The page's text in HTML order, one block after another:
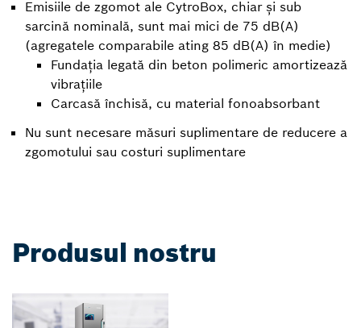
Emisiile de zgomot ale CytroBox, chiar și sub
sarcină nominală, sunt mai mici de 75 dB(A)
(agregatele comparabile ating 85 dB(A) în medie)
Fundația legată din beton polimeric amortizează
vibrațiile
Carcasă închisă, cu material fonoabsorbant
Nu sunt necesare măsuri suplimentare de reducere a
zgomotului sau costuri suplimentare
Produsul nostru